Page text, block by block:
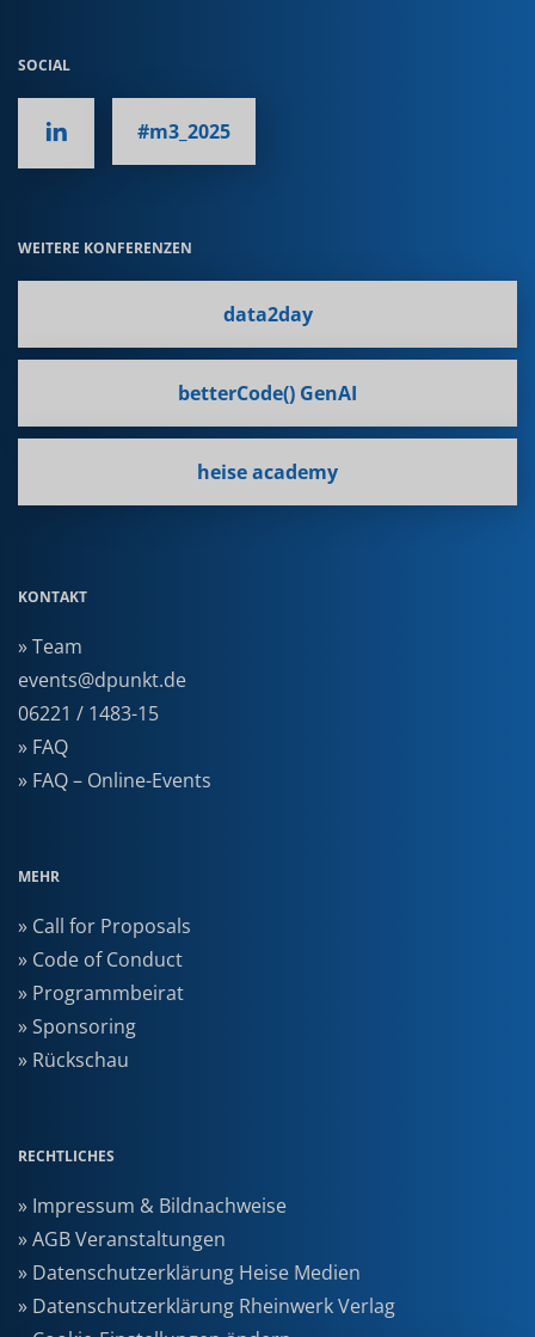
SOCIAL
#m3_2025
WEITERE KONFERENZEN
data2day
betterCode() GenAI
heise academy
KONTAKT
» Team
events@dpunkt.de
06221 / 1483-15
» FAQ
» FAQ – Online-Events
MEHR
» Call for Proposals
» Code of Conduct
» Programmbeirat
» Sponsoring
» Rückschau
RECHTLICHES
» Impressum & Bildnachweise
» AGB Veranstaltungen
» Datenschutzerklärung Heise Medien
» Datenschutzerklärung Rheinwerk Verlag